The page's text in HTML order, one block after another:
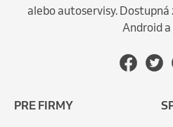
alebo autoservisy.
Android a
PRE FIRMY